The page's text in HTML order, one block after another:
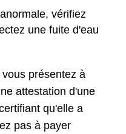
vérifiez
une fuite d'eau
présentez à
attestation d'une
qu'elle a
pas à payer